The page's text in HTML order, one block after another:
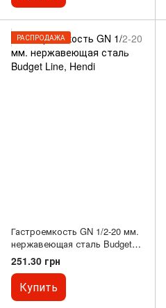
РАСПРОДАЖА
Гастроемкость GN 1/2-20 мм.
нержавеющая сталь Budget
Line, Hendi
251.30 грн
Купить